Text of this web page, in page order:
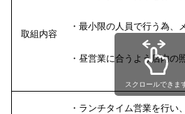
取組内容
・最小限の人員で行う為
・昼営業に合うよう店内
・ランチタイム営業を行
スクロールできま